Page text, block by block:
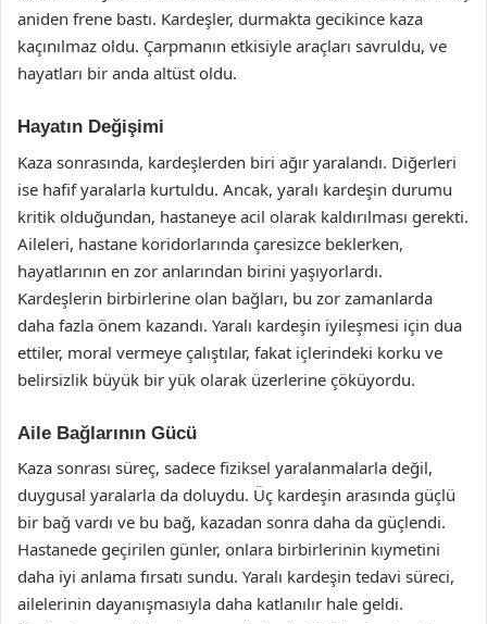
aniden frene bastı. Kardeşler, durmakta gecikince kaza
kaçınılmaz oldu. Çarpmanın etkisiyle araçları savruldu, ve
hayatları bir anda altüst oldu.
Hayatın Değişimi
Kaza sonrasında, kardeşlerden biri ağır yaralandı. Diğerleri
ise hafif yaralarla kurtuldu. Ancak, yaralı kardeşin durumu
kritik olduğundan, hastaneye acil olarak kaldırılması gerekti.
Aileleri, hastane koridorlarında çaresizce beklerken,
hayatlarının en zor anlarından birini yaşıyorlardı.
Kardeşlerin birbirlerine olan bağları, bu zor zamanlarda
daha fazla önem kazandı. Yaralı kardeşin iyileşmesi için dua
ettiler, moral vermeye çalıştılar, fakat içlerindeki korku ve
belirsizlik büyük bir yük olarak üzerlerine çöküyordu.
Aile Bağlarının Gücü
Kaza sonrası süreç, sadece fiziksel yaralanmalarla değil,
duygusal yaralarla da doluydu. Üç kardeşin arasında güçlü
bir bağ vardı ve bu bağ, kazadan sonra daha da güçlendi.
Hastanede geçirilen günler, onlara birbirlerinin kıymetini
daha iyi anlama fırsatı sundu. Yaralı kardeşin tedavi süreci,
ailelerinin dayanışmasıyla daha katlanılır hale geldi.